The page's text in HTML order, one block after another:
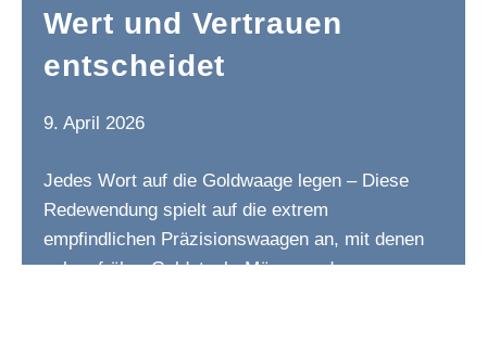
Wert und Vertrauen
entscheidet
9. April 2026
Jedes Wort auf die Goldwaage legen – Diese
Redewendung spielt auf die extrem
empfindlichen Präzisionswaagen an, mit denen
schon früher Goldstaub, Münzen oder